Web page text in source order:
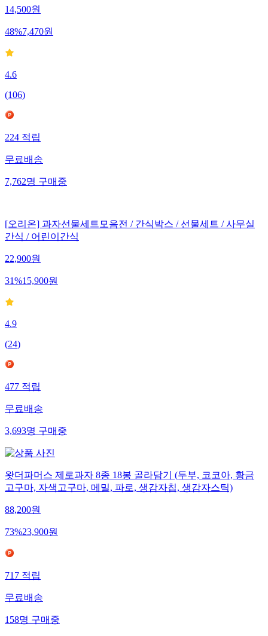
14,500원
48%7,470원
4.6
(106)
224적립
무료배송
7,762명구매중
[오리온] 과자선물세트모음전 / 간식박스 / 선물세트 / 사무실
간식 / 어린이간식
22,900원
31%15,900원
4.9
(24)
477적립
무료배송
3,693명구매중
왓더파머스 제로과자 8종 18봉 골라담기 (두부, 코코아, 황금
고구마, 자색고구마, 메밀, 파로, 생감자칩, 생감자스틱)
88,200원
73%23,900원
717적립
무료배송
158명구매중